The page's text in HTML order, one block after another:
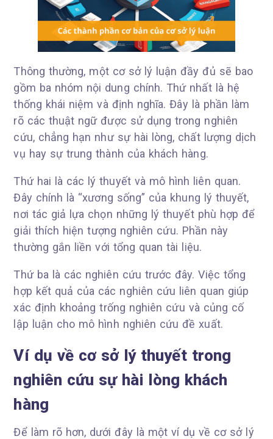
Thông thường, một cơ sở lý luận đầy đủ sẽ bao
gồm ba nhóm nội dung chính. Thứ nhất là hệ
thống khái niệm và định nghĩa. Đây là phần làm
rõ các thuật ngữ được sử dụng trong nghiên
cứu, chẳng hạn như sự hài lòng, chất lượng dịch
vụ hay sự trung thành của khách hàng.
Thứ hai là các lý thuyết và mô hình liên quan.
Đây chính là “xương sống” của khung lý thuyết,
nơi tác giả lựa chọn những lý thuyết phù hợp để
giải thích hiện tượng nghiên cứu. Phần này
thường gắn liền với tổng quan tài liệu.
Thứ ba là các nghiên cứu trước đây. Việc tổng
hợp kết quả của các nghiên cứu liên quan giúp
xác định khoảng trống nghiên cứu và củng cố
lập luận cho mô hình nghiên cứu đề xuất.
Ví dụ về cơ sở lý thuyết trong
nghiên cứu sự hài lòng khách
hàng
Để làm rõ hơn, dưới đây là một ví dụ về cơ sở lý